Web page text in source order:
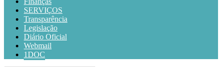
SERVIÇOS
Transparência
Legislação
Diário Oficial
Webmail
1DOC